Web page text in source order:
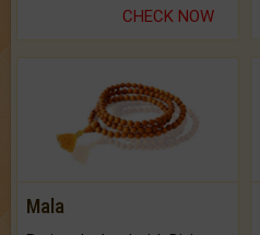
CHECK NOW
Mala